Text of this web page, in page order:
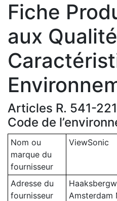
Fiche
aux
Articles R. 541-
Code de
Nom ou
marque du
fournisseur
ViewSonic
Adresse du
fournisseur
Amsterdam